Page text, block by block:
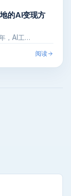
的AI变现方
，AI工…
阅读